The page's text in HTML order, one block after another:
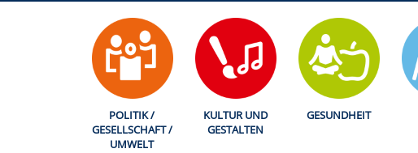
POLITIK /
GESELLSCHAFT /
UMWELT
KULTUR UND
GESTALTEN
GESUNDHEIT